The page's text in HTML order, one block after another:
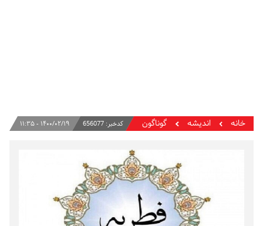
خانه اندیشه گوناگون کدخبر: 656077 ۱۴۰۰/۰۲/۱۹ - ۱۱:۳۵